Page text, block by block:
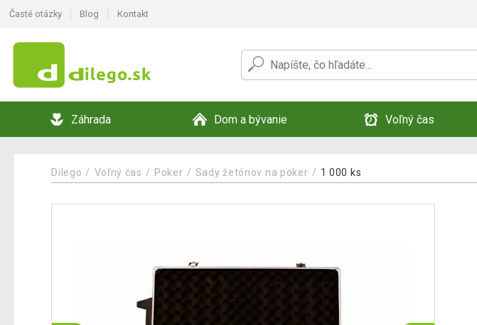
Časté otázky Blog Kontakt
Záhrada Dom a bývanie Voľný čas
Dilego Voľný čas Poker Sady žetónov na poker 1 000 ks